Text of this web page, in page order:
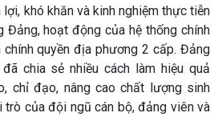
khó khăn và kinh nghiệm thực tiễn
Đảng, hoạt động của hệ thống chính
quyền địa phương 2 cấp. Đảng
chia sẻ nhiều cách làm hiệu quả
chỉ đạo, nâng cao chất lượng sinh
trò của đội ngũ cán bộ, đảng viên và